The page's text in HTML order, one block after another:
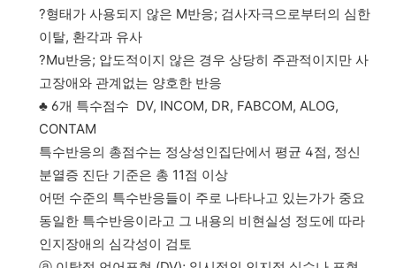
?형태가 사용되지 않은 M반응; 검사자극으로부터의 심한
이탈, 환각과 유사
?Mu반응; 압도적이지 않은 경우 상당히 주관적이지만 사
고장애와 관계없는 양호한 반응
♣ 6개 특수점수 DV, INCOM, DR, FABCOM, ALOG,
CONTAM
특수반응의 총점수는 정상성인집단에서 평균 4점, 정신
분열증 진단 기준은 총 11점 이상
어떤 수준의 특수반응들이 주로 나타나고 있는가가 중요
동일한 특수반응이라고 그 내용의 비현실성 정도에 따라
인지장애의 심각성이 검토